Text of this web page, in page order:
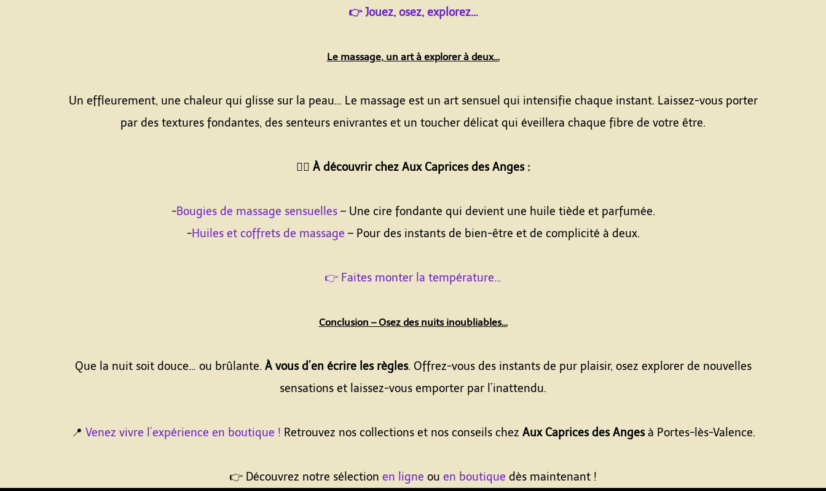
👉 Jouez, osez, explorez…
Le massage, un art à explorer à deux…
Un effleurement, une chaleur qui glisse sur la peau… Le massage est un art sensuel qui intensifie chaque instant. Laissez-vous porter
par des textures fondantes, des senteurs enivrantes et un toucher délicat qui éveillera chaque fibre de votre être.
💆‍♀️ À découvrir chez Aux Caprices des Anges :
-Bougies de massage sensuelles– Une cire fondante qui devient une huile tiède et parfumée.
-Huiles et coffrets de massage – Pour des instants de bien-être et de complicité à deux.
👉 Faites monter la température…
Conclusion – Osez des nuits inoubliables…
Que la nuit soit douce… ou brûlante. À vous d’en écrire les règles. Offrez-vous des instants de pur plaisir, osez explorer de nouvelles
sensations et laissez-vous emporter par l’inattendu.
📍 Venez vivre l’expérience en boutique ! Retrouvez nos collections et nos conseils chez Aux Caprices des Angesà Portes-lès-Valence.
👉 Découvrez notre sélection en ligne ou en boutique dès maintenant !